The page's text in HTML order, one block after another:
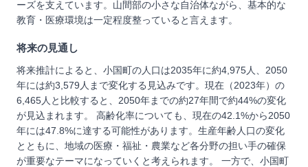
ーズを支えています。山間部の小さな自治体ながら、基本的な
教育・医療環境は一定程度整っていると言えます。
将来の見通し
将来推計によると、小国町の人口は2035年に約4,975人、2050
年には約3,579人まで変化する見込みです。現在（2023年）の
6,465人と比較すると、2050年までの約27年間で約44%の変化
が見込まれます。 高齢化率についても、現在の42.1%から2050
年には47.8%に達する可能性があります。生産年齢人口の変化
とともに、地域の医療・福祉・農業など各分野の担い手の確保
が重要なテーマになっていくと考えられます。 一方で、小国町